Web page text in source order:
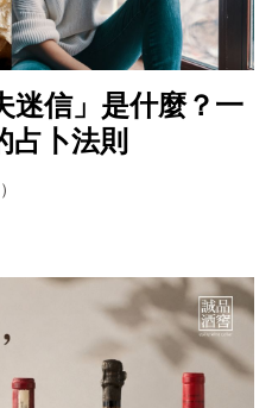
迷信」是什麼？一
占卜法則